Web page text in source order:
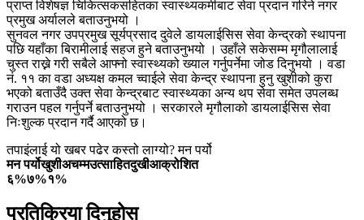
प्राप्त विशेषज्ञ चिकित्सकसहितका स्वास्थ्यकर्मीबाट सेवा प्रदान गरिने नगर
प्रमुख अर्यालले बताउनुभयो ।
सुनवल नगर उपप्रमुख सूर्यप्रसाद दुवेले डायलाईसिस सेवा केन्द्रको स्थापना
पछि यहाँका बिरामीलाई सहज हुने बताउनुभयो । उहाँले सकेसम्म मृगौलालाई
चुस्त राख्ने गरी सबैले आफ्नो स्वास्थ्यको ख्याल गर्नुपर्नेमा जोड दिनुभयो । वडा
नं. ११ का वडा अध्यक्ष कमल च्वाईले सेवा केन्द्र स्थापना हुनु खुशीको कुरा
भएको बताउँदै उक्त सेवा केन्द्रबाट स्वास्थ्यका अन्य थप सेवा समेत उपलब्ध
गराउन पहल गर्नुपर्ने बताउनुभयो । सरकारले मृगौलाको डायलाईसिस सेवा
निःशुल्क प्रदान गर्दै आएको छ।
तपाइंलाई यो खबर पढेर कस्तो लाग्यो? मन पर्यो
मन पर्योखुशीअचम्मउत्साहितदुखीआक्रोशित
६%७%१%
प्रतिक्रिया दिनुहोस